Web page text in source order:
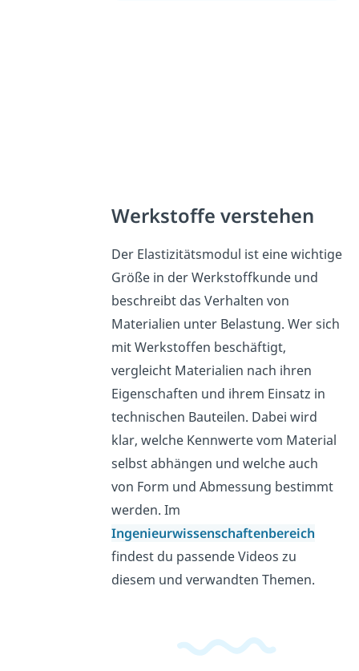
Werkstoffe verstehen
Der Elastizitätsmodul ist eine wichtige
Größe in der Werkstoffkunde und
beschreibt das Verhalten von
Materialien unter Belastung. Wer sich
mit Werkstoffen beschäftigt,
vergleicht Materialien nach ihren
Eigenschaften und ihrem Einsatz in
technischen Bauteilen. Dabei wird
klar, welche Kennwerte vom Material
selbst abhängen und welche auch
von Form und Abmessung bestimmt
werden. Im
Ingenieurwissenschaftenbereich
findest du passende Videos zu
diesem und verwandten Themen.